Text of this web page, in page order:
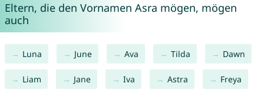
Eltern, die den Vornamen Asra mögen, mögen
auch
Luna June Ava Tilda Dawn
Liam Jane Iva Astra Freya